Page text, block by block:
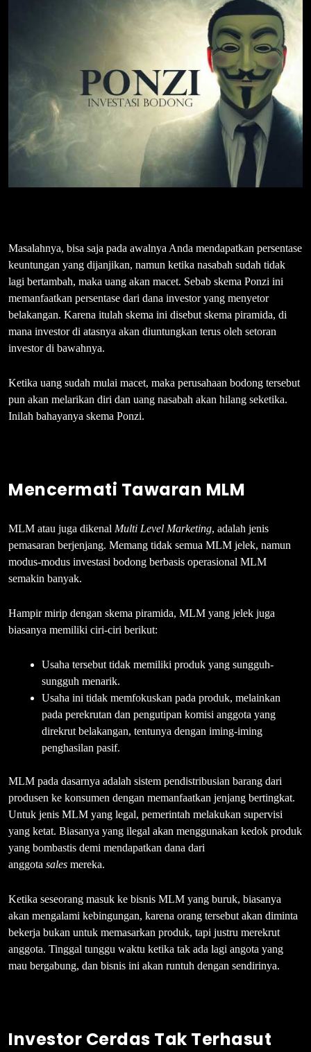
Masalahnya, bisa saja pada awalnya Anda mendapatkan persentase
keuntungan yang dijanjikan, namun ketika nasabah sudah tidak
lagi bertambah, maka uang akan macet. Sebab skema Ponzi ini
memanfaatkan persentase dari dana investor yang menyetor
belakangan. Karena itulah skema ini disebut skema piramida, di
mana investor di atasnya akan diuntungkan terus oleh setoran
investor di bawahnya.
Ketika uang sudah mulai macet, maka perusahaan bodong tersebut
pun akan melarikan diri dan uang nasabah akan hilang seketika.
Inilah bahayanya skema Ponzi.
Mencermati Tawaran MLM
MLM atau juga dikenal Multi Level Marketing, adalah jenis
pemasaran berjenjang. Memang tidak semua MLM jelek, namun
modus-modus investasi bodong berbasis operasional MLM
semakin banyak.
Hampir mirip dengan skema piramida, MLM yang jelek juga
biasanya memiliki ciri-ciri berikut:
Usaha tersebut tidak memiliki produk yang sungguh-
sungguh menarik.
Usaha ini tidak memfokuskan pada produk, melainkan
pada perekrutan dan pengutipan komisi anggota yang
direkrut belakangan, tentunya dengan iming-iming
penghasilan pasif.
MLM pada dasarnya adalah sistem pendistribusian barang dari
produsen ke konsumen dengan memanfaatkan jenjang bertingkat.
Untuk jenis MLM yang legal, pemerintah melakukan supervisi
yang ketat. Biasanya yang ilegal akan menggunakan kedok produk
yang bombastis demi mendapatkan dana dari
anggota sales mereka.
Ketika seseorang masuk ke bisnis MLM yang buruk, biasanya
akan mengalami kebingungan, karena orang tersebut akan diminta
bekerja bukan untuk memasarkan produk, tapi justru merekrut
anggota. Tinggal tunggu waktu ketika tak ada lagi angota yang
mau bergabung, dan bisnis ini akan runtuh dengan sendirinya.
Investor Cerdas Tak Terhasut